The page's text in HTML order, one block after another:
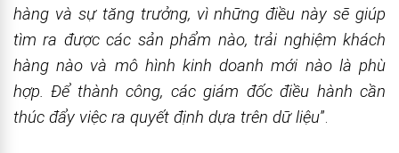
hàng và sự tăng trưởng, vì những điều này sẽ giúp
tìm ra được các sản phẩm nào, trải nghiệm khách
hàng nào và mô hình kinh doanh mới nào là phù
hợp. Để thành công, các giám đốc điều hành cần
thúc đẩy việc ra quyết định dựa trên dữ liệu”.